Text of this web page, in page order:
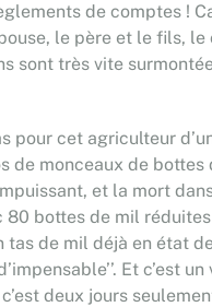
de comptes !
le père et le fils,
sont très vite
pour cet agriculteur
monceaux de bottes
et la mort
bottes de mil
de mil déjà en état
Et
deux jours